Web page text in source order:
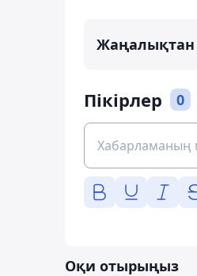
Жаңалықтан
Пікірлер 0
Оқи отырыңыз